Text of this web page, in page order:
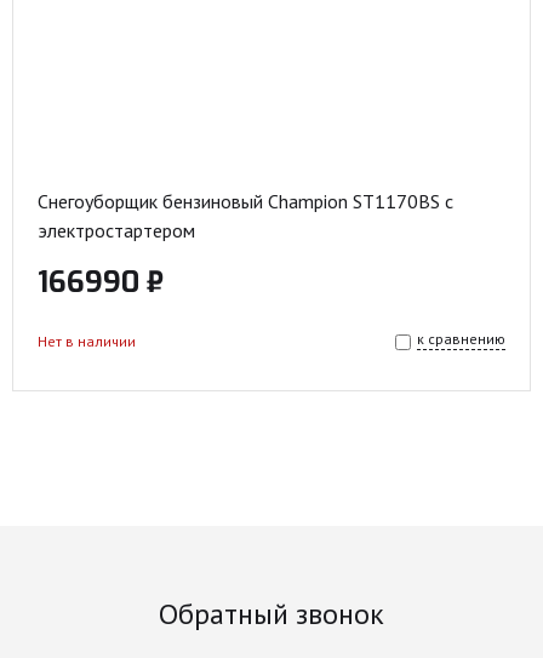
Снегоуборщик бензиновый Champion ST1170BS с
электростартером
166990 ₽
к сравнению
Нет в наличии
Обратный звонок